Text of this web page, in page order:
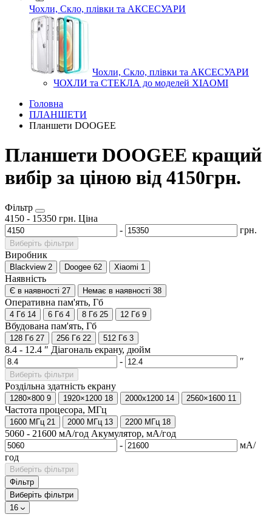
Чохли, Скло, плівки та АКСЕСУАРИ
Чохли, Скло, плівки та АКСЕСУАРИ
ЧОХЛИ та СТЕКЛА до моделей XIAOMI
Головна
ПЛАНШЕТИ
Планшети DOOGEE
Планшети DOOGEE кращий
вибір за ціною від 4150грн.
Фільтр
4150 - 15350 грн. Ціна
-
грн.
Виберіть фільтри
Виробник
Blackview 2 Doogee 62 Xiaomi 1
Наявність
Є в наявності 27 Немає в наявності 38
Оперативна пам'ять, Гб
4 Гб 14 6 Гб 4 8 Гб 25 12 Гб 9
Вбудована пам'ять, Гб
128 Гб 27 256 Гб 22 512 Гб 3
8.4 - 12.4 ″ Діагональ екрану, дюйм
-
″
Виберіть фільтри
Роздільна здатність екрану
1280×800 9 1920×1200 18 2000x1200 14 2560×1600 11
Частота процесора, МГц
1600 МГц 21 2000 МГц 13 2200 МГц 18
5060 - 21600 мА/год Акумулятор, мА/год
-
мА/
год
Виберіть фільтри
Фільтр
Виберіть фільтри
16